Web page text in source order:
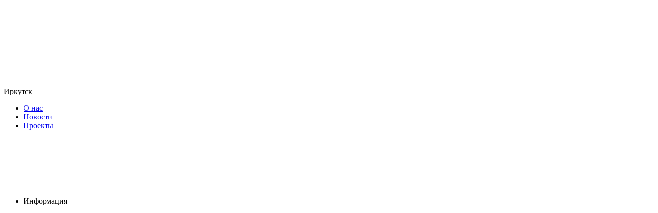
Иркутск
О нас
Новости
Проекты
Информация